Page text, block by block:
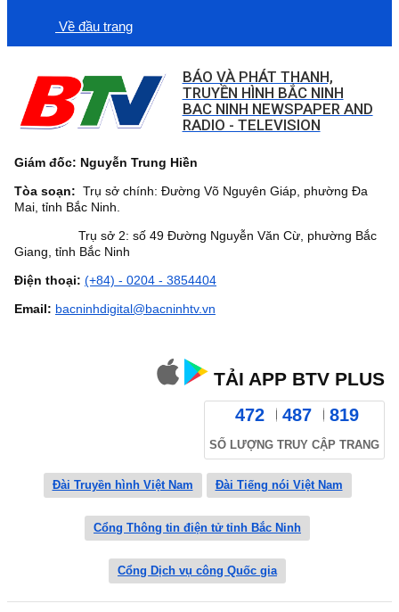
Về đầu trang
BÁO VÀ PHÁT THANH,
TRUYỀN HÌNH BẮC NINH
BAC NINH NEWSPAPER AND
RADIO - TELEVISION
Giám đốc: Nguyễn Trung Hiền
Tòa soạn: Trụ sở chính: Đường Võ Nguyên Giáp, phường Đa
Mai, tỉnh Bắc Ninh.
Trụ sở 2: số 49 Đường Nguyễn Văn Cừ, phường Bắc
Giang, tỉnh Bắc Ninh
Điện thoại: (+84) - 0204 - 3854404
Email: bacninhdigital@bacninhtv.vn
TẢI APP BTV PLUS
472 487 819
SỐ LƯỢNG TRUY CẬP TRANG
Đài Truyền hình Việt Nam Đài Tiếng nói Việt Nam
Cổng Thông tin điện tử tỉnh Bắc Ninh
Cổng Dịch vụ công Quốc gia